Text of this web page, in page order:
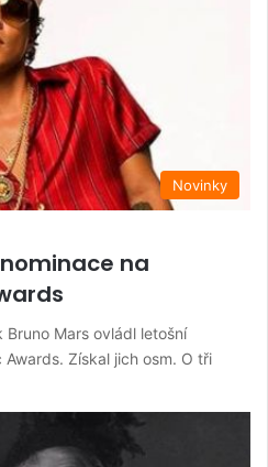
Novinky
na
Mars ovládl letošní
Získal jich osm. O tři